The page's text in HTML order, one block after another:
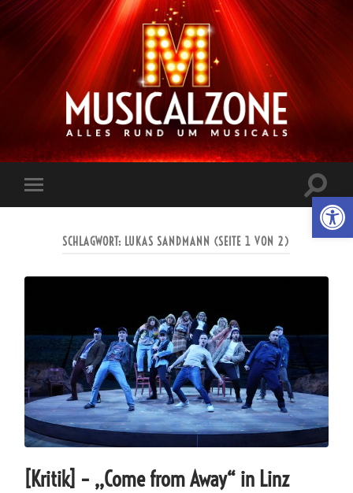
Musicalzone.de
Mobile-
Menü
ein-/
SCHLAGWORT: LUKAS SANDMANN (SEITE 1 VON 2)
[Kritik] – ,,Come from Away“ in Linz